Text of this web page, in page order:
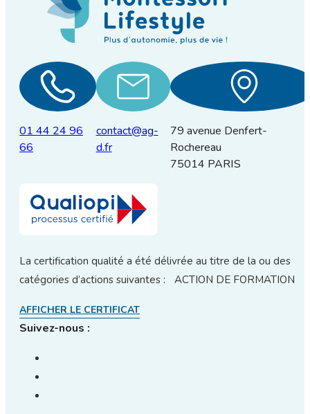
01 44 24 96
66
contact@ag-
d.fr
79 avenue Denfert-
Rochereau
75014 PARIS
La certification qualité a été délivrée au titre de la ou des
catégories d’actions suivantes : ACTION DE FORMATION
AFFICHER LE CERTIFICAT
Suivez-nous :